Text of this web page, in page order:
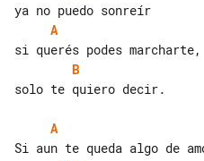
A
B
solo te quiero decir.
A